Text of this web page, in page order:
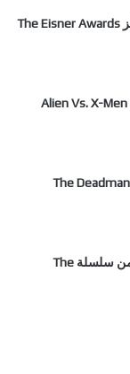
اللائحة الكاملة للفائزين بجوائز The Eisner Awards
تفاصيل احتفالية العدد 1000 من سلسلة The